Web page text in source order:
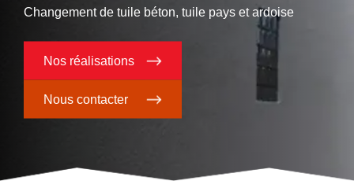
Changement de tuile béton, tuile pays et ardoise
Nos réalisations
Nous contacter